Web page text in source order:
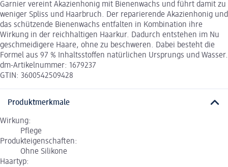
Garnier vereint Akazienhonig mit Bienenwachs und führt damit zu
weniger Spliss und Haarbruch. Der reparierende Akazienhonig und
das schützende Bienenwachs entfalten in Kombination ihre
Wirkung in der reichhaltigen Haarkur. Dadurch entstehen im Nu
geschmeidigere Haare, ohne zu beschweren. Dabei besteht die
Formel aus 97 % Inhaltsstoffen natürlichen Ursprungs und Wasser.
dm-Artikelnummer: 1679237
GTIN: 3600542509428
Produktmerkmale
Wirkung:
Pflege
Produkteigenschaften:
Ohne Silikone
Haartyp: